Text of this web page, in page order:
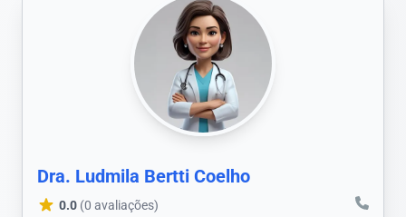
Dra. Ludmila Bertti Coelho
0.0 (0 avaliações)